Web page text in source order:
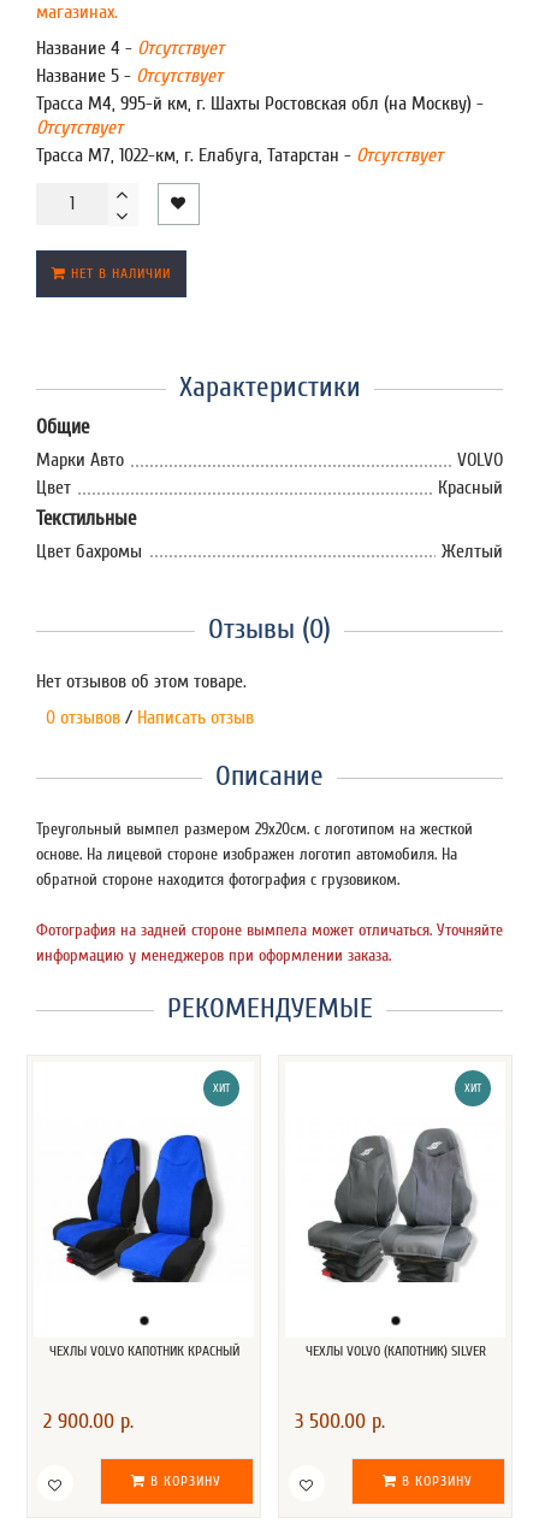
магазинах.
Название 4 - Отсутствует
Название 5 - Отсутствует
Трасса М4, 995-й км, г. Шахты Ростовская обл (на Москву) -
Отсутствует
Трасса М7, 1022-км, г. Елабуга, Татарстан - Отсутствует
НЕТ В НАЛИЧИИ
Характеристики
Общие
Марки Авто
VOLVO
Цвет
Красный
Текстильные
Цвет бахромы Желтый
Отзывы (0)
Нет отзывов об этом товаре.
0 отзывов / Написать отзыв
Описание
Треугольный вымпел размером 29х20см. с логотипом на жесткой
основе. На лицевой стороне изображен логотип автомобиля. На
обратной стороне находится фотография с грузовиком.
Фотография на задней стороне вымпела может отличаться. Уточняйте
информацию у менеджеров при оформлении заказа.
РЕКОМЕНДУЕМЫЕ
ХИТ
ЧЕХЛЫ VOLVO КАПОТНИК КРАСНЫЙ
2 900.00 р.
В КОРЗИНУ
ХИТ
ЧЕХЛЫ VOLVO (КАПОТНИК) SILVER
3 500.00 р.
В КОРЗИНУ